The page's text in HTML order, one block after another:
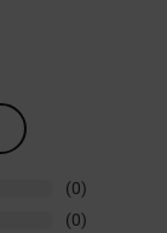
(0)
(0)